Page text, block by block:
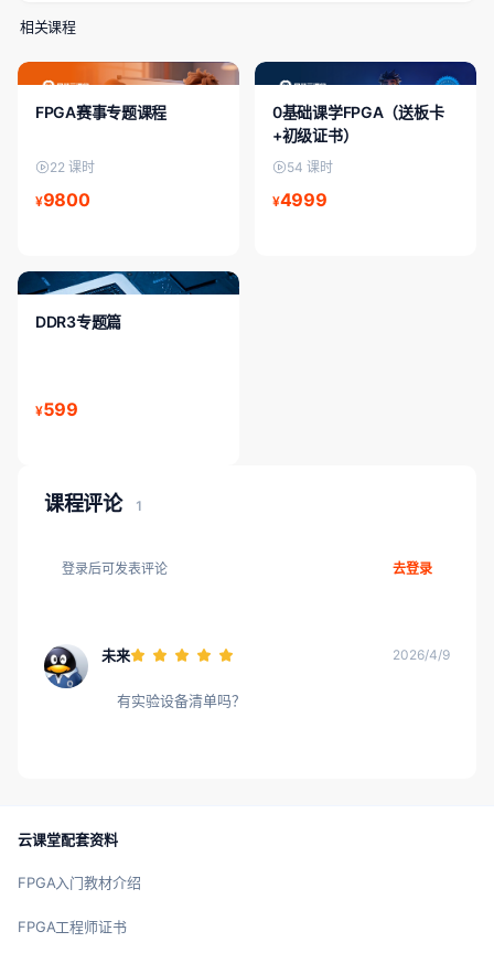
相关课程
FPGA赛事专题课程
22 课时
¥9800
0基础课学FPGA（送板卡
+初级证书）
54 课时
¥4999
FPGA进阶/中级
DDR3专题篇
¥599
课程评论 1
登录后可发表评论 去登录
未来 2026/4/9
有实验设备清单吗？
云课堂配套资料
FPGA入门教材介绍
FPGA工程师证书